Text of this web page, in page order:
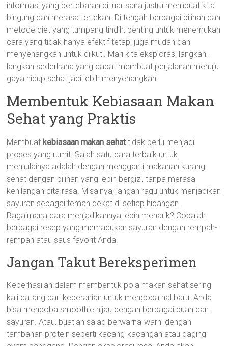
informasi yang bertebaran di luar sana justru membuat kita
bingung dan merasa tertekan. Di tengah berbagai pilihan dan
metode diet yang tumpang tindih, penting untuk menemukan
cara yang tidak hanya efektif tetapi juga mudah dan
menyenangkan untuk diikuti. Mari kita eksplorasi langkah-
langkah sederhana yang dapat membuat perjalanan menuju
gaya hidup sehat jadi lebih menyenangkan.
Membentuk Kebiasaan Makan
Sehat yang Praktis
Membuat kebiasaan makan sehattidak perlu menjadi
proses yang rumit. Salah satu cara terbaik untuk
memulainya adalah dengan mengganti makanan kurang
sehat dengan pilihan yang lebih bergizi, tanpa merasa
kehilangan cita rasa. Misalnya, jangan ragu untuk menjadikan
sayuran sebagai teman dekat di setiap hidangan.
Bagaimana cara menjadikannya lebih menarik? Cobalah
berbagai resep yang memadukan sayuran dengan rempah-
rempah atau saus favorit Anda!
Jangan Takut Bereksperimen
Keberhasilan dalam membentuk pola makan sehat sering
kali datang dari keberanian untuk mencoba hal baru. Anda
bisa mencoba smoothie hijau dengan berbagai buah dan
sayuran. Atau, buatlah salad berwarna-warni dengan
tambahan protein seperti kacang-kacangan atau daging